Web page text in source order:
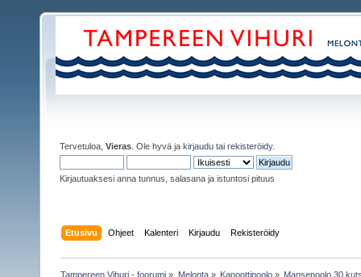
Tervetuloa, Vieras . Ole hyvä ja kirjaudu tai rekisteröidy.
Kirjautuaksesi anna tunnus, salasana ja istuntosi pituus
Etusivu Ohjeet Kalenteri Kirjaudu Rekisteröidy
Tampereen Vihuri - foorumi » Melonta» Kanoottipoolo» Mansepoolo 30